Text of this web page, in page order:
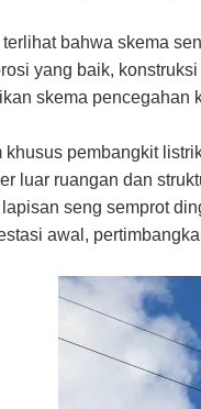
bahwa skema
yang baik,
skema pencegahan
pembangkit
luar ruangan dan
seng semprot
awal,